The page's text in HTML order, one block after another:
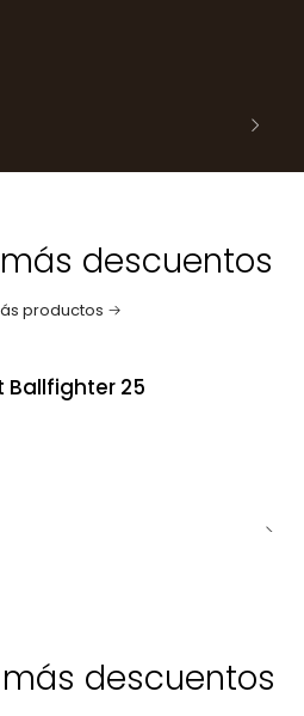
descuentos
productos
Ballfighter 25
descuentos